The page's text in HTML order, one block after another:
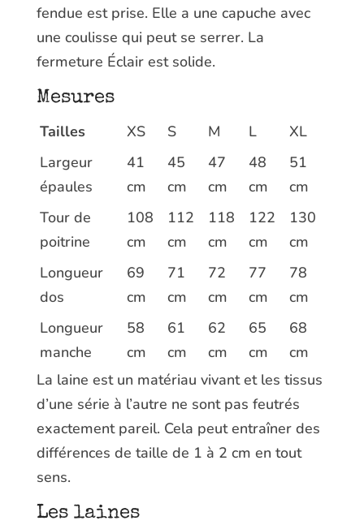
fendue est prise. Elle a une capuche avec
une coulisse qui peut se serrer. La
fermeture Éclair est solide.
Mesures
Tailles
XS S M L
XL
Largeur
épaules
41
cm
45
cm
47
cm
48
cm
51
cm
Tour de
poitrine
108
cm
112
cm
118
cm
122
cm
130
cm
Longueur
dos
69
cm
71
cm
72
cm
77
cm
78
cm
Longueur
manche
58
cm
61
cm
62
cm
65
cm
68
cm
La laine est un matériau vivant et les tissus
d’une série à l’autre ne sont pas feutrés
exactement pareil. Cela peut entraîner des
différences de taille de 1 à 2 cm en tout
sens.
Les laines